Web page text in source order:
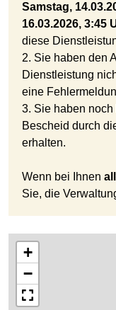
Samstag,
16.03.2026, 3:45
diese
2. Sie haben den
Dienstleistung
eine
3. Sie haben
Bescheid durch
erhalten.
Wenn bei Ihnen
Sie, die
+
−